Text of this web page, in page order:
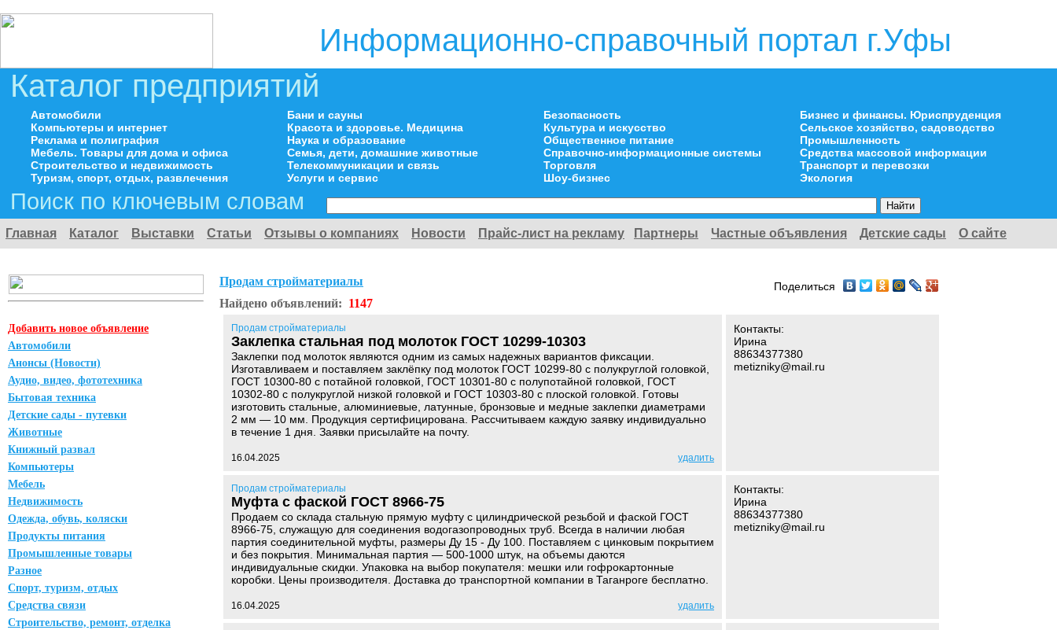
Информационно-справочный портал г.Уфы
Каталог предприятий
Автомобили
Компьютеры и интернет
Реклама и полиграфия
Мебель. Товары для дома и офиса
Строительство и недвижимость
Туризм, спорт, отдых, развлечения
Бани и сауны
Красота и здоровье. Медицина
Наука и образование
Семья, дети, домашние животные
Телекоммуникации и связь
Услуги и сервис
Безопасность
Культура и искусство
Общественное питание
Справочно-информационные системы
Торговля
Шоу-бизнес
Бизнес и финансы. Юриспруденция
Сельское хозяйство, садоводство
Промышленность
Средства массовой информации
Транспорт и перевозки
Экология
Поиск по ключевым словам
Главная Каталог Выставки Статьи Отзывы о компаниях Новости Прайс-лист на рекламу Партнеры Частные объявления Детские сады О сайте
Добавить новое объявление
Автомобили
Анонсы (Новости)
Аудио, видео, фототехника
Бытовая техника
Детские сады - путевки
Животные
Книжный развал
Компьютеры
Мебель
Недвижимость
Одежда, обувь, коляски
Продукты питания
Промышленные товары
Разное
Спорт, туризм, отдых
Средства связи
Строительство, ремонт, отделка
Продам стройматериалы Поделиться
Найдено объявлений: 1147
Продам стройматериалы
Заклепка стальная под молоток ГОСТ 10299-10303
Заклепки под молоток являются одним из самых надежных вариантов фиксации.
Изготавливаем и поставляем заклёпку под молоток ГОСТ 10299-80 с полукруглой головкой,
ГОСТ 10300-80 с потайной головкой, ГОСТ 10301-80 с полупотайной головкой, ГОСТ
10302-80 с полукруглой низкой головкой и ГОСТ 10303-80 с плоской головкой. Готовы
изготовить стальные, алюминиевые, латунные, бронзовые и медные заклепки диаметрами
2 мм — 10 мм. Продукция сертифицирована. Рассчитываем каждую заявку индивидуально
в течение 1 дня. Заявки присылайте на почту.
16.04.2025 удалить
Контакты:
Ирина
88634377380
metizniky@mail.ru
Продам стройматериалы
Муфта с фаской ГОСТ 8966-75
Продаем со склада стальную прямую муфту с цилиндрической резьбой и фаской ГОСТ
8966-75, служащую для соединения водогазопроводных труб. Всегда в наличии любая
партия соединительной муфты, размеры Ду 15 - Ду 100. Поставляем с цинковым покрытием
и без покрытия. Минимальная партия — 500-1000 штук, на объемы даются
индивидуальные скидки. Упаковка на выбор покупателя: мешки или гофрокартонные
коробки. Цены производителя. Доставка до транспортной компании в Таганроге бесплатно.
16.04.2025 удалить
Контакты:
Ирина
88634377380
metizniky@mail.ru